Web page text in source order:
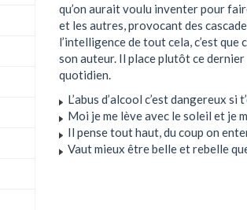
qu’on aurait voulu inventer pour
et les autres, provocant des
l’intelligence de tout cela, c’est que
son auteur. Il place plutôt ce dernier
quotidien.
L’abus d’alcool c’est dangereux si
Moi je me lève avec le soleil et je
Il pense tout haut, du coup on
Vaut mieux être belle et rebelle